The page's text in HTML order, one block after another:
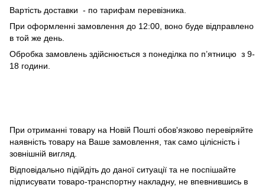
Вартість доставки - по тарифам перевізника.
При оформленні замовлення до 12:00, воно буде відправлено
в той же день.
Обробка замовлень здійснюється з понеділка по п’ятницю з 9-
18 години.
При отриманні товару на Новій Пошті обов'язково перевіряйте
наявність товару на Ваше замовлення, так само цілісність і
зовнішній вигляд.
Відповідально підійдіть до даної ситуації та не поспішайте
підписувати товаро-транспортну накладну, не впевнившись в